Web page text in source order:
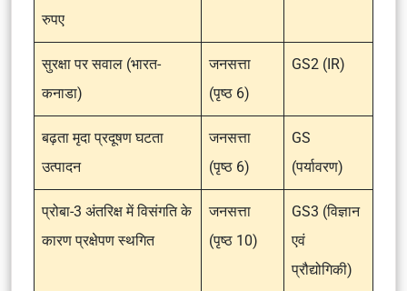
रुपए
सुरक्षा पर सवाल (भारत-
कनाडा)
जनसत्ता
(पृष्ठ 6)
GS2 (IR)
बढ़ता मृदा प्रदूषण घटता
उत्पादन
जनसत्ता
(पृष्ठ 6)
GS
(पर्यावरण)
प्रोबा-3 अंतरिक्ष में विसंगति के
कारण प्रक्षेपण स्थगित
जनसत्ता
(पृष्ठ 10)
GS3 (विज्ञान
एवं
प्रौद्योगिकी)